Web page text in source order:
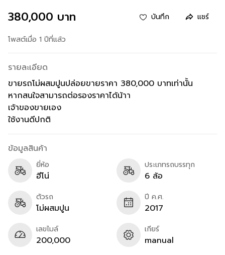
380,000 บาท
บันทึก แชร์
โพสต์เมื่อ 1 ปีที่แล้ว
รายละเอียด
ขายรถโม่ผสมปูนปล่อยขายราคา 380,000 บาทเท่านั้น
หากสนใจสามารถต่อรองราคาได้น้าา
เจ้าของขายเอง
ใช้งานดีปกติ
ข้อมูลสินค้า
ยี่ห้อ
ฮีโน่
ประเภทรถบรรทุก
6 ล้อ
ตัวรถ
โม่ผสมปูน
ปี ค.ศ.
2017
เลขไมล์
200,000
เกียร์
manual